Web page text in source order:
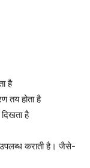
है
तय होता है
है
उपलब्ध कराती है। जैसे-